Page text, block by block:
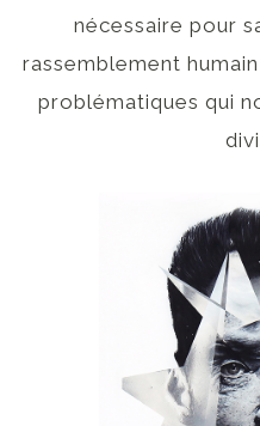
nécessaire pour
rassemblement
problématiques qui
- Collection
- Dimensions